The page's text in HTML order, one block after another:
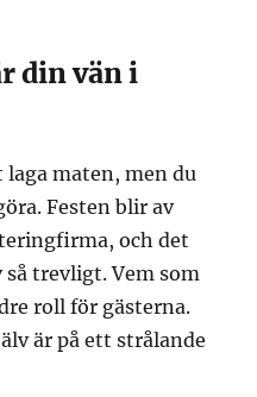
din vän i
maten, men du
Festen blir av
och det
trevligt. Vem som
roll för gästerna.
är på ett strålande